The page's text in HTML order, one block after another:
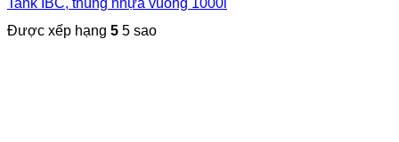
Tank IBC, thùng nhựa vuông 1000l
Được xếp hạng 5 5 sao